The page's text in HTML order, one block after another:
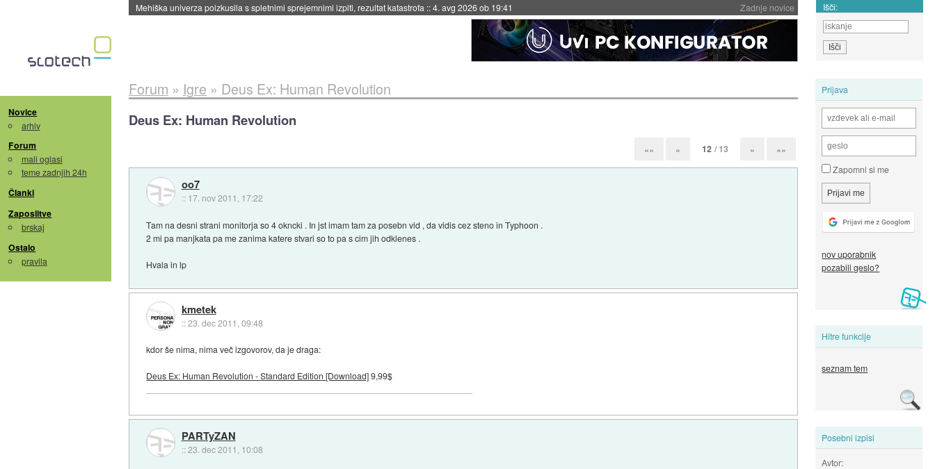
Zadnje novice
Mehiška univerza poizkusila s spletnimi sprejemnimi izpiti, rezultat katastrofa ::4. avg 2026 ob 19:41 Išči:
Novice
arhiv
Forum
mali oglasi
teme zadnjih 24h
Članki
Zaposlitve
brskaj
Ostalo
pravila
Prijava
Zapomni si me
nov uporabnik
pozabili geslo?
Hitre funkcije
seznam tem
Posebni izpisi
Avtor:
Forum » Igre » Deus Ex: Human Revolution
Deus Ex: Human Revolution
«« « 12 / 13 » »»
oo7
:: 17. nov 2011, 17:22
Tam na desni strani monitorja so 4 okncki . In jst imam tam za posebn vid , da vidis cez steno in Typhoon .
2 mi pa manjkata pa me zanima katere stvari so to pa s cim jih odklenes .
Hvala in lp
kmetek
::23. dec 2011, 09:48
kdor še nima, nima več izgovorov, da je draga:
Deus Ex: Human Revolution - Standard Edition [Download]9,99$
PARTyZAN
::23. dec 2011, 10:08